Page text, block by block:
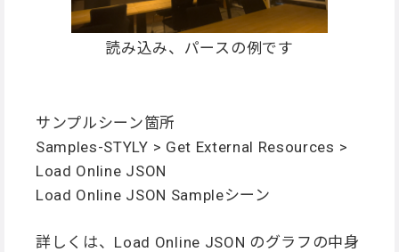
読み込み、パースの例です
サンプルシーン箇所
Samples-STYLY > Get External Resources >
Load Online JSON
Load Online JSON Sampleシーン
詳しくは、Load Online JSON のグラフの中身